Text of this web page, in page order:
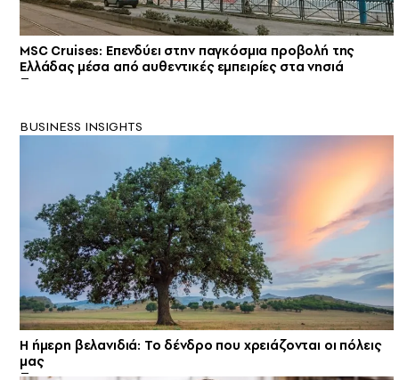
MSC Cruises: Επενδύει στην παγκόσμια προβολή της
Ελλάδας μέσα από αυθεντικές εμπειρίες στα νησιά
BUSINESS INSIGHTS
Η ήμερη βελανιδιά: Το δένδρο που χρειάζονται οι πόλεις
μας